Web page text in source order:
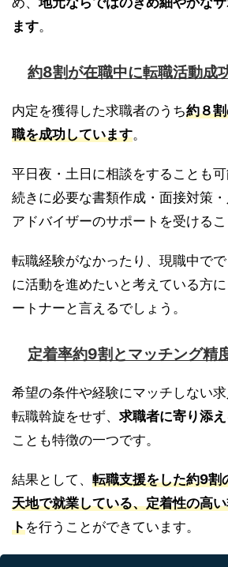
ます。
約8割が在職中に転職活動成
内定を獲得した求職者のうち約８
職を成功しています。
平日夜・土日に相談をすることも
続きに必要な書類作成・面接対策
アドバイザーのサポートを受けるこ
転職経験がなかったり、現職中で
に活動を進めたいと考えている方
ートナーと言えるでしょう。
定着率約9割とマッチング精
希望の条件や経験にマッチしない
転職斡旋をせず、 求職者に寄り添
ことも特徴の一つです。
結果として、 転職支援をした約9割
天地で就業している、定着性の高
トを行うことができています。